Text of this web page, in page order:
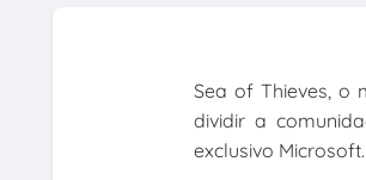
Sea of Thieves, o
dividir a
exclusivo Microsoft.